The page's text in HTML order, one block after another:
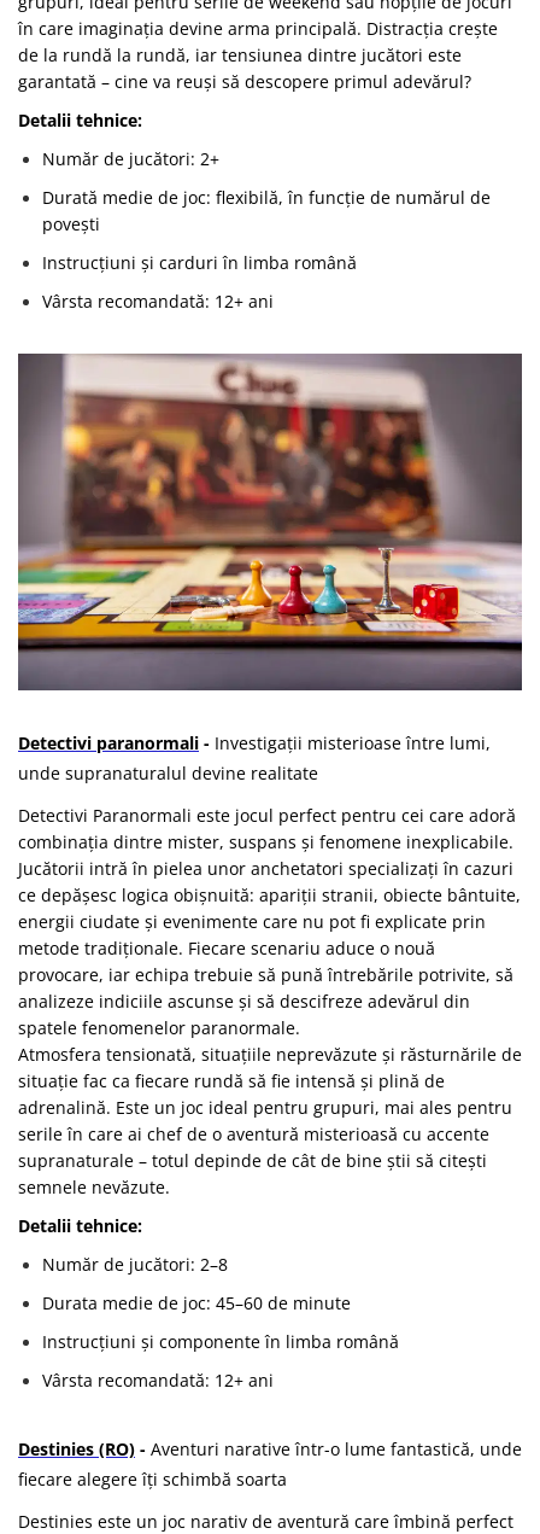
în care imaginația devine arma principală. Distracția crește
de la rundă la rundă, iar tensiunea dintre jucători este
garantată – cine va reuși să descopere primul adevărul?
Detalii tehnice:
Număr de jucători: 2+
Durată medie de joc: flexibilă, în funcție de numărul de
povești
Instrucțiuni și carduri în limba română
Vârsta recomandată: 12+ ani
Detectivi paranormali - Investigații misterioase între lumi,
unde supranaturalul devine realitate
Detectivi Paranormali este jocul perfect pentru cei care adoră
combinația dintre mister, suspans și fenomene inexplicabile.
Jucătorii intră în pielea unor anchetatori specializați în cazuri
ce depășesc logica obișnuită: apariții stranii, obiecte bântuite,
energii ciudate și evenimente care nu pot fi explicate prin
metode tradiționale. Fiecare scenariu aduce o nouă
provocare, iar echipa trebuie să pună întrebările potrivite, să
analizeze indiciile ascunse și să descifreze adevărul din
spatele fenomenelor paranormale.
Atmosfera tensionată, situațiile neprevăzute și răsturnările de
situație fac ca fiecare rundă să fie intensă și plină de
adrenalină. Este un joc ideal pentru grupuri, mai ales pentru
serile în care ai chef de o aventură misterioasă cu accente
supranaturale – totul depinde de cât de bine știi să citești
semnele nevăzute.
Detalii tehnice:
Număr de jucători: 2–8
Durata medie de joc: 45–60 de minute
Instrucțiuni și componente în limba română
Vârsta recomandată: 12+ ani
Destinies (RO) - Aventuri narative într-o lume fantastică, unde
fiecare alegere îți schimbă soarta
Destinies este un joc narativ de aventură care îmbină perfect